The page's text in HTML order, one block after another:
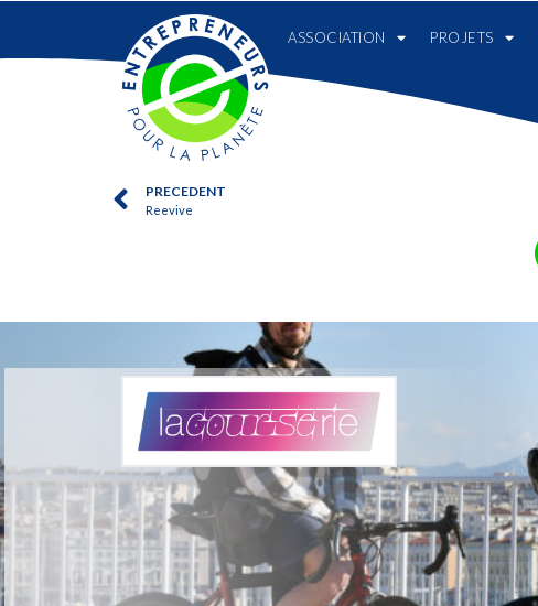
ASSOCIATION PROJETS
PRECEDENT
Reevive